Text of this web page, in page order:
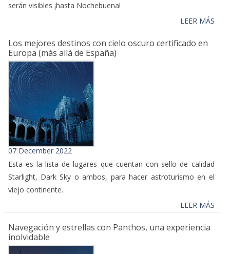
serán visibles ¡hasta Nochebuena!
LEER MÁS
Los mejores destinos con cielo oscuro certificado en
Europa (más allá de España)
07 December 2022
Esta es la lista de lugares que cuentan con sello de calidad
Starlight, Dark Sky o ambos, para hacer astroturismo en el
viejo continente.
LEER MÁS
Navegación y estrellas con Panthos, una experiencia
inolvidable